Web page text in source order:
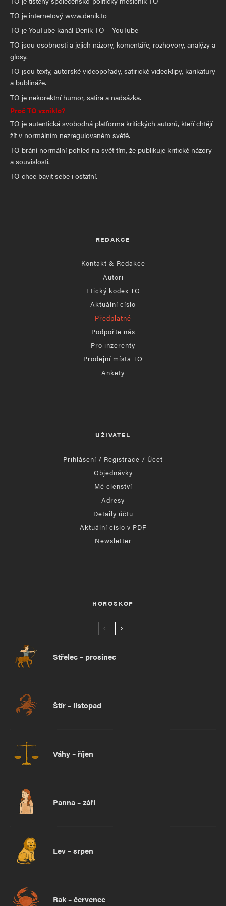
TO je internetový www.denik.to
TO je YouTube kanál Deník TO – YouTube
TO jsou osobnosti a jejich názory, komentáře, rozhovory, analýzy a
glosy.
TO jsou texty, autorské videopořady, satirické videoklipy, karikatury
a bublináže.
TO je nekorektní humor, satira a nadsázka.
Proč TO vzniklo?
TO je autentická svobodná platforma kritických autorů, kteří chtějí
žít v normálním nezregulovaném světě.
TO brání normální pohled na svět tím, že publikuje kritické názory
a souvislosti.
TO chce bavit sebe i ostatní.
REDAKCE
Kontakt & Redakce
Autoři
Etický kodex TO
Aktuální číslo
Předplatné
Podpořte nás
Pro inzerenty
Prodejní místa TO
Ankety
UŽIVATEL
Přihlášení / Registrace / Účet
Objednávky
Mé členství
Adresy
Detaily účtu
Aktuální číslo v PDF
Newsletter
HOROSKOP
Střelec – prosinec
Štír – listopad
Váhy – říjen
Panna – září
Lev – srpen
Rak – červenec